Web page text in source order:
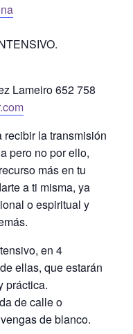
Lameiro 652 758
la transmisión
pero no por ello,
más en tu
a ti misma, ya
o espiritual y
en 4
ellas, que estarán
práctica.
de calle o
de blanco.